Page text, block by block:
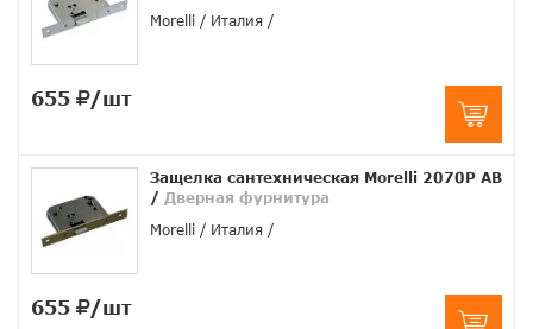
Morelli
Италия
655 /шт
Защелка сантехническая Morelli 2070P AB
/ Дверная фурнитура
Morelli
Италия
655 /шт